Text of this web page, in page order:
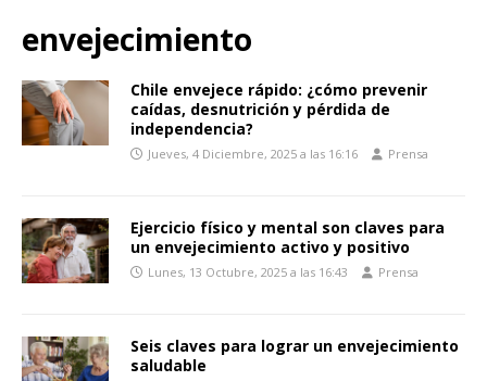
envejecimiento
Chile envejece rápido: ¿cómo prevenir
caídas, desnutrición y pérdida de
independencia?
Jueves, 4 Diciembre, 2025 a las 16:16 Prensa
Ejercicio físico y mental son claves para
un envejecimiento activo y positivo
Lunes, 13 Octubre, 2025 a las 16:43 Prensa
Seis claves para lograr un envejecimiento
saludable